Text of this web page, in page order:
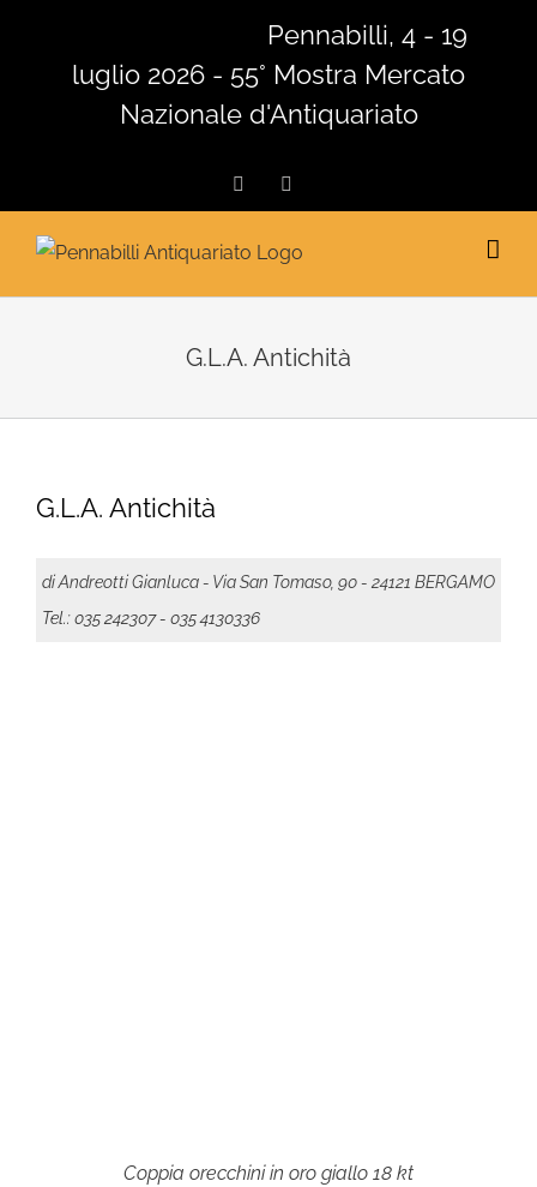
contenuto
Pennabilli, 4 - 19
luglio 2026 - 55° Mostra Mercato
Nazionale d'Antiquariato
Facebook
G.L.A. Antichità
G.L.A. Antichità
di Andreotti Gianluca - Via San Tomaso, 90 - 24121 BERGAMO
Tel.: 035 242307- 035 4130336
Coppia orecchini in oro giallo 18 kt